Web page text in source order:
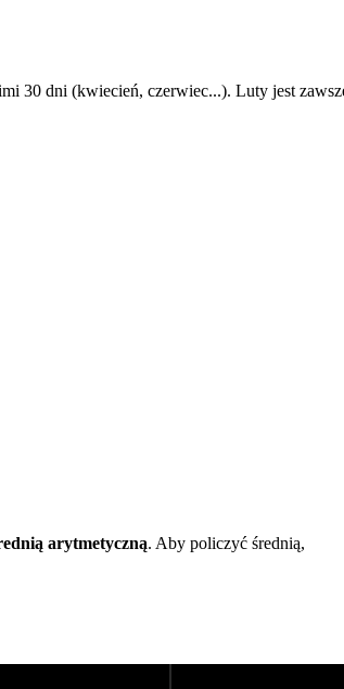
30 dni (kwiecień, czerwiec...). Luty jest
arytmetyczną. Aby policzyć średnią,